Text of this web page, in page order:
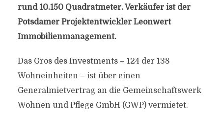
rund 10.150 Quadratmeter. Verkäufer ist der
Potsdamer Projektentwickler Leonwert
Immobilienmanagement.
Das Gros des Investments – 124 der 138
Wohneinheiten – ist über einen
Generalmietvertrag an die Gemeinschaftswerk
Wohnen und Pflege GmbH (GWP) vermietet.